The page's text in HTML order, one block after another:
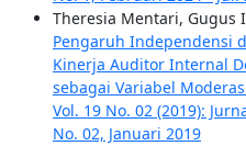
Theresia Mentari, Gugus
Pengaruh Independensi
Kinerja Auditor Internal
sebagai Variabel
Vol. 19 No. 02 (2019):
No. 02, Januari 2019